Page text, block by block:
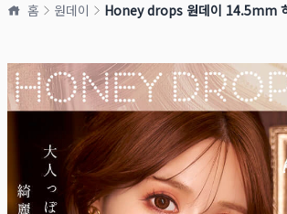
홈 원데이